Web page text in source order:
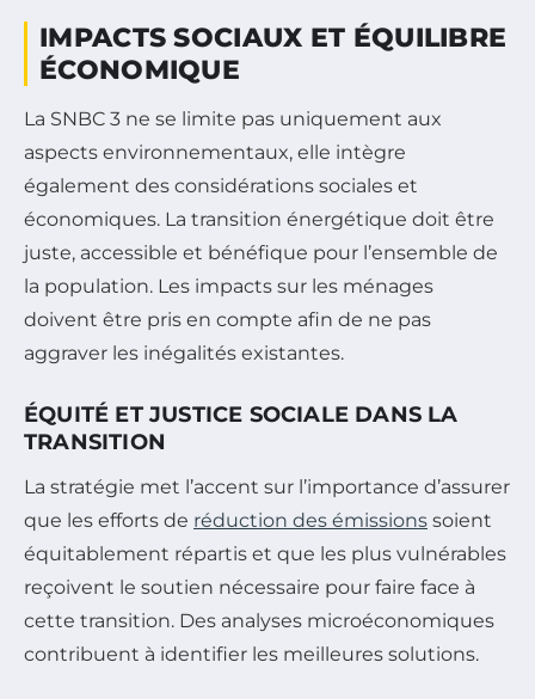
IMPACTS SOCIAUX ET ÉQUILIBRE
ÉCONOMIQUE
La SNBC 3 ne se limite pas uniquement aux
aspects environnementaux, elle intègre
également des considérations sociales et
économiques. La transition énergétique doit être
juste, accessible et bénéfique pour l’ensemble de
la population. Les impacts sur les ménages
doivent être pris en compte afin de ne pas
aggraver les inégalités existantes.
ÉQUITÉ ET JUSTICE SOCIALE DANS LA
TRANSITION
La stratégie met l’accent sur l’importance d’assurer
que les efforts de réduction des émissions soient
équitablement répartis et que les plus vulnérables
reçoivent le soutien nécessaire pour faire face à
cette transition. Des analyses microéconomiques
contribuent à identifier les meilleures solutions.